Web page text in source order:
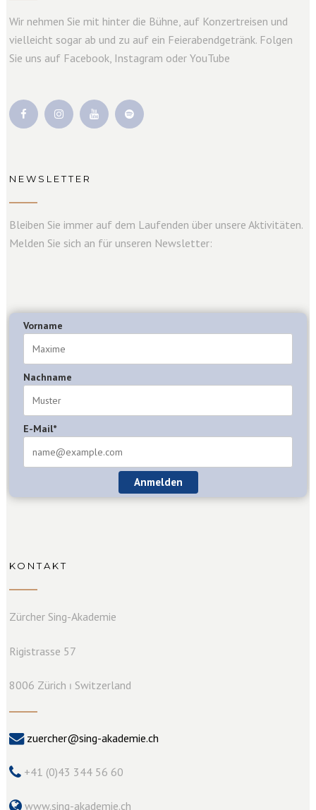
Wir nehmen Sie mit hinter die Bühne, auf Konzertreisen und
vielleicht sogar ab und zu auf ein Feierabendgetränk. Folgen
Sie uns auf Facebook, Instagram oder YouTube
NEWSLETTER
Bleiben Sie immer auf dem Laufenden über unsere Aktivitäten.
Melden Sie sich an für unseren Newsletter:
Vorname
Nachname
E-Mail*
Anmelden
KONTAKT
Zürcher Sing-Akademie
Rigistrasse 57
8006 Zürich ⏐ Switzerland
zuercher@sing-akademie.ch
+41 (0)43 344 56 60
www.sing-akademie.ch